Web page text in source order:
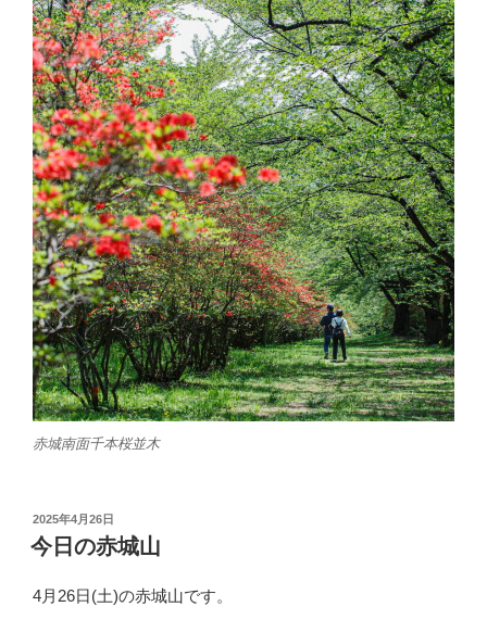
赤城南面千本桜並木
投
稿
日:
2025年4月26日
今日の赤城山
4月26日(土)の赤城山です。